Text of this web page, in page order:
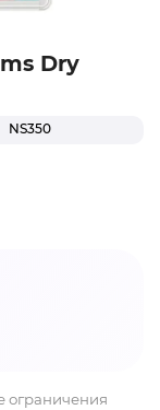
Dry
NS350
ограничения